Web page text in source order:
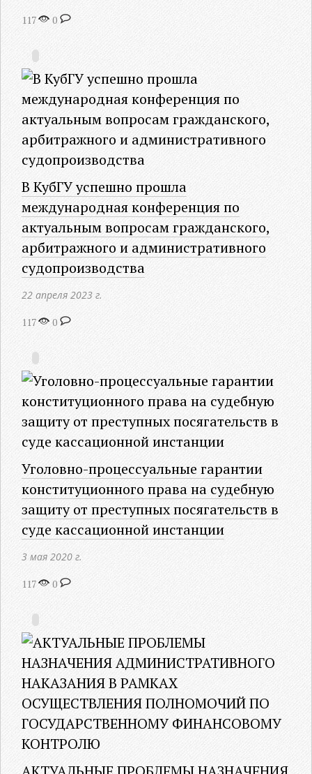
117 0
В КубГУ успешно прошла
международная конференция по
актуальным вопросам гражданского,
арбитражного и административного
судопроизводства
22 апреля 2023 г.
117 0
Уголовно-процессуальные гарантии
конституционного права на судебную
защиту от преступных посягательств в
суде кассационной инстанции
3 мая 2020 г.
117 0